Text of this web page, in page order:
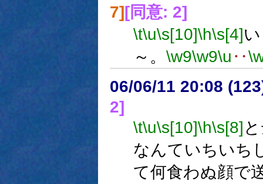
7] [同意: 2]
\t\u\s[10]\h\s[4]
～。 \w9\w9\u ‥
06/06/11 20:08
2]
\t\u\s[10]\h\s[8]
なんていちいち
て何食わぬ顔で